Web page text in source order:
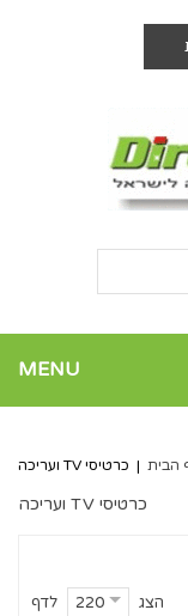
MENU
הבית | כרטיסי TV ועריכה
כרטיסי TV ועריכה
הצג 220 לדף